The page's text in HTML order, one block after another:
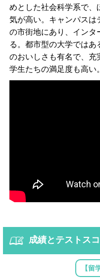
めとした社会科学系で、
気が高い。キャンパスは
の市街地にあり、インタ
る。都市型の大学では
のおいしさも有名で、充
学生たちの満足度も高い。
成績とテストス
【